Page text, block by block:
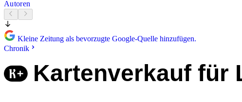
Autoren
Kleine Zeitung als bevorzugte Google-Quelle hinzufügen.
Chronik
Kartenverkauf für